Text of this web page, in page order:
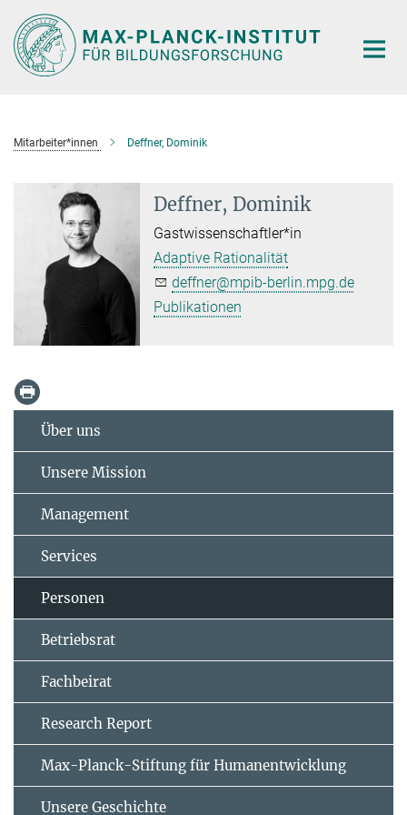
Hauptinhalt
Mitarbeiter*innen Deffner, Dominik
Deffner, Dominik
Gastwissenschaftler*in
Adaptive Rationalität
deffner@mpib-berlin.mpg.de
Publikationen
Über uns
Unsere Mission
Management
Services
Personen
Betriebsrat
Fachbeirat
Research Report
Max-Planck-Stiftung für Humanentwicklung
Unsere Geschichte